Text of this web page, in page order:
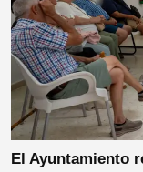
El Ayuntamiento